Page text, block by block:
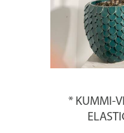
* KUMMI-